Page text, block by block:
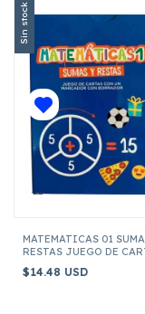
Sin stock
MATEMATICAS 01
RESTAS JUEGO DE
$14.48 USD